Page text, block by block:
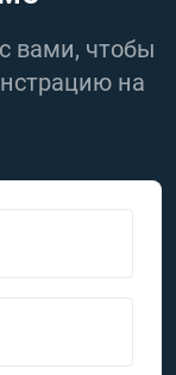
вами, чтобы
на